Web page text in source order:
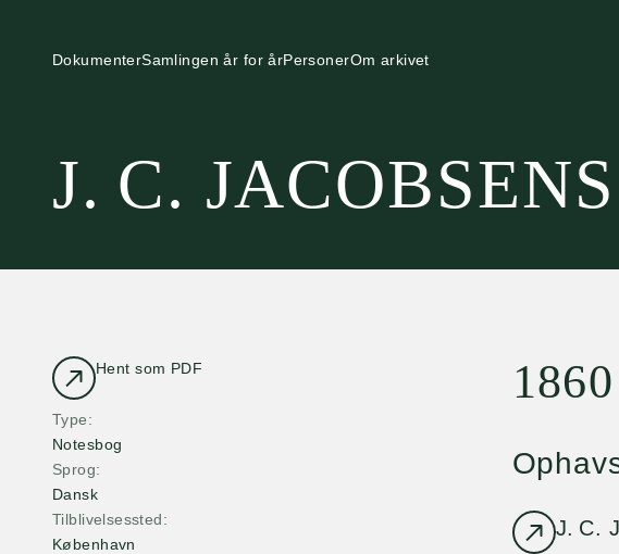
DokumenterSamlingen år for årPersonerOm arkivet
J. C.
Hent som PDF
Type
Notesbog
Sprog
Dansk
Tilblivelsessted
København
J. C.